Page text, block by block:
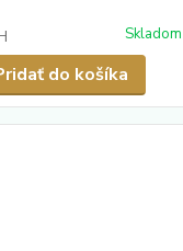
Skladom
do košíka